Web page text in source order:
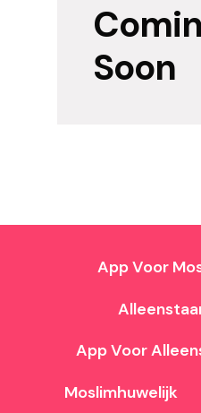
Soon
App Voor
App Voor
Moslimhuwelijk